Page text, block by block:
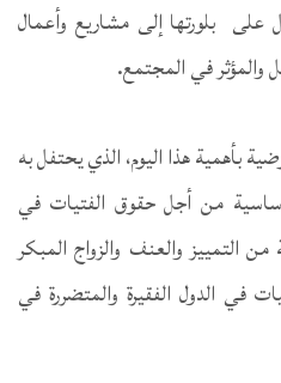
على بلورتها إلى مشاريع وأعمال
والمؤثر في المجتمع.
بأهمية هذا اليوم، الذي يحتفل به
من أجل حقوق الفتيات في
من التمييز والعنف والزواج المبكر
في الدول الفقيرة والمتضررة في